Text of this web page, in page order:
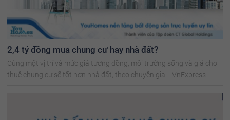
2,4 tỷ đồng mua chung cư hay nhà đất?
Cùng một vị trí và mức giá tương đồng, môi trường sống và giá cho
thuê chung cư sẽ tốt hơn nhà đất, theo chuyên gia. - VnExpress